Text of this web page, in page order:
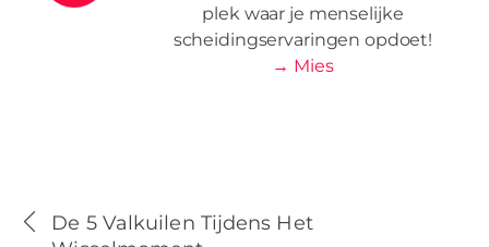
plek waar je menselijke
scheidingservaringen opdoet!
→ Mies
De 5 Valkuilen Tijdens Het